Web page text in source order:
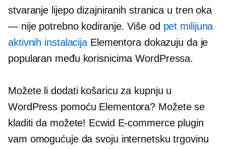
stvaranje lijepo dizajniranih stranica u tren oka
— nije potrebno kodiranje. Više od pet milijuna
aktivnih instalacija Elementora dokazuju da je
popularan među korisnicima WordPressa.
Možete li dodati košaricu za kupnju u
WordPress pomoću Elementora? Možete se
kladiti da možete! Ecwid E-commerceplugin
vam omogućuje da svoju internetsku trgovinu